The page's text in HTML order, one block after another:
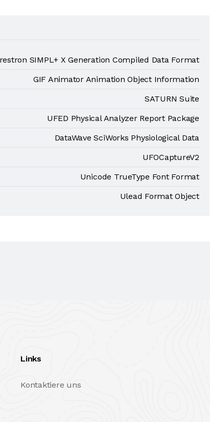
SIMPL+ X Generation Compiled Data Format
GIF Animator Animation Object Information
SATURN Suite
UFED Physical Analyzer Report Package
DataWave SciWorks Physiological Data
UFOCaptureV2
Unicode TrueType Font Format
Ulead Format Object
Links
Kontaktiere uns